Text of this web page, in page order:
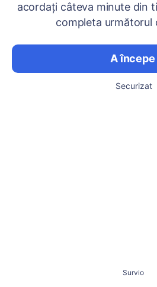
acordați câteva minute din
completa următorul
A începe
Securizat
Survio